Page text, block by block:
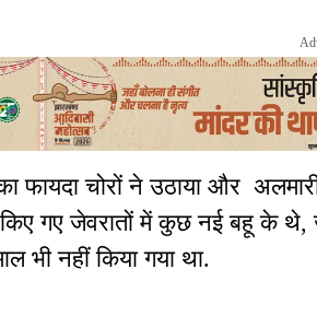
फायदा चोरों ने उठाया और
किए गए जेवरातों में कुछ नई बहू के
भी नहीं किया गया था.